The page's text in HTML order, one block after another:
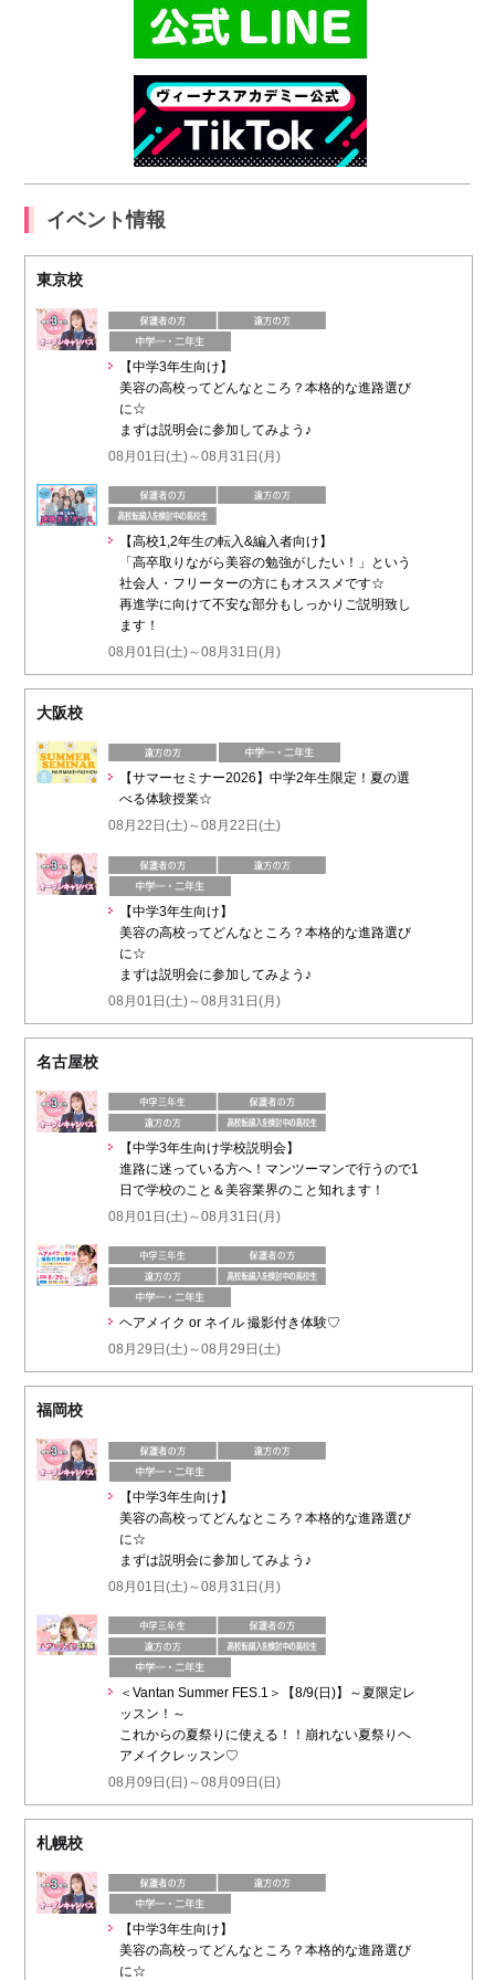
イベント情報
東京校
【中学3年生向け】
美容の高校ってどんなところ？本格的な進路選び
に☆
まずは説明会に参加してみよう♪
08月01日(土)～08月31日(月)
【高校1,2年生の転入&編入者向け】
「高卒取りながら美容の勉強がしたい！」という
社会人・フリーターの方にもオススメです☆
再進学に向けて不安な部分もしっかりご説明致し
ます！
08月01日(土)～08月31日(月)
大阪校
【サマーセミナー2026】中学2年生限定！夏の選
べる体験授業☆
08月22日(土)～08月22日(土)
【中学3年生向け】
美容の高校ってどんなところ？本格的な進路選び
に☆
まずは説明会に参加してみよう♪
08月01日(土)～08月31日(月)
名古屋校
【中学3年生向け学校説明会】
進路に迷っている方へ！マンツーマンで行うので1
日で学校のこと＆美容業界のこと知れます！
08月01日(土)～08月31日(月)
ヘアメイク or ネイル 撮影付き体験♡
08月29日(土)～08月29日(土)
福岡校
【中学3年生向け】
美容の高校ってどんなところ？本格的な進路選び
に☆
まずは説明会に参加してみよう♪
08月01日(土)～08月31日(月)
＜Vantan Summer FES.1＞【8/9(日)】～夏限定レ
ッスン！～
これからの夏祭りに使える！！崩れない夏祭りヘ
アメイクレッスン♡
08月09日(日)～08月09日(日)
札幌校
【中学3年生向け】
美容の高校ってどんなところ？本格的な進路選び
に☆